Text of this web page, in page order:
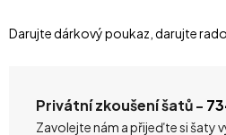
Darujte dárkový poukaz, darujte
Privátní zkoušení šatů -
Zavolejte nám a přijeďte si šaty